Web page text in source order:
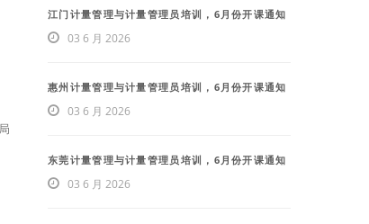
江门计量管理与计量管理员培训，6月份开课通知
03 6 月 2026
惠州计量管理与计量管理员培训，6月份开课通知
03 6 月 2026
东莞计量管理与计量管理员培训，6月份开课通知
03 6 月 2026